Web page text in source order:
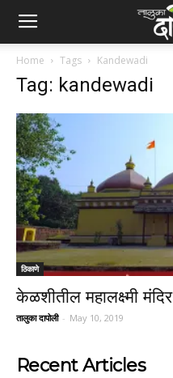
Home Tags Kandewadi
Tag: kandewadi
ठिकाणे
केळशीतील महालक्ष्मी मंदिर
तालुका दापोली - May 10, 2019
Recent Articles